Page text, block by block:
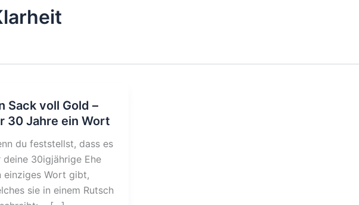
Sack voll Gold –
30 Jahre ein Wort
du feststellst, dass es
deine 30igjährige Ehe
einziges Wort gibt,
sie in einem Rutsch